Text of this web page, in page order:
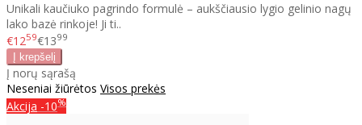
Unikali kaučiuko pagrindo formulė – aukščiausio lygio gelinio nagų
lako bazė rinkoje! Ji ti..
€1259€1399
Į norų sąrašą
Neseniai žiūrėtos Visos prekės
Akcija -10%